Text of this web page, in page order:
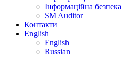
Інформаційна безпека
SM Auditor
Контакти
English
English
Russian